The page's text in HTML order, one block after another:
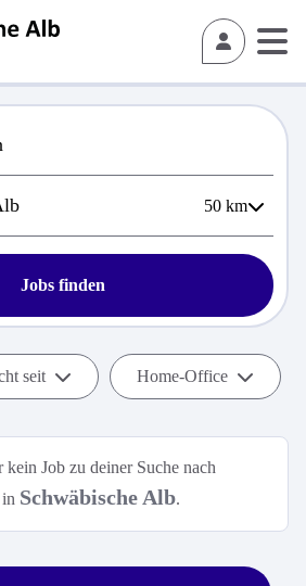
50 km
Jobs finden
seit Home-Office
kein Job zu deiner Suche nach
in Schwäbische Alb.